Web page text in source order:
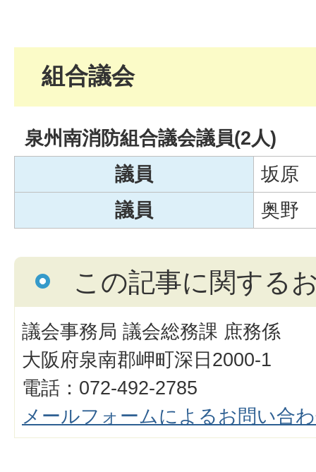
組合議会
泉州南消防組合議会議員(2人)
議員
坂原
議員
奥野
この記事に関する
議会事務局 議会総務課 庶務係
大阪府泉南郡岬町深日2000-1
電話：072-492-2785
メールフォームによるお問い合